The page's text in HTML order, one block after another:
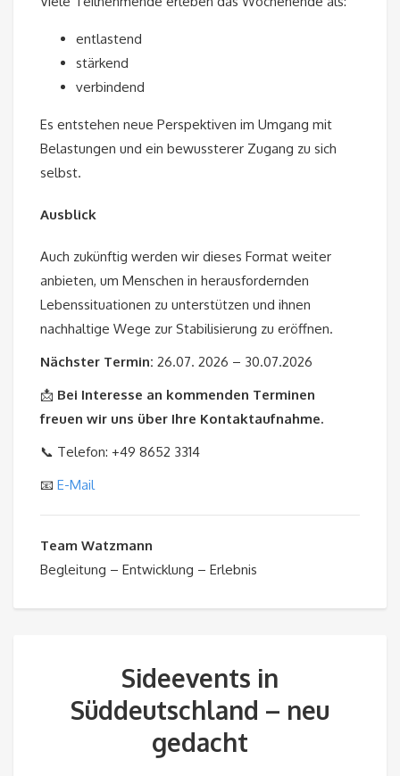
entlastend
stärkend
verbindend
Es entstehen neue Perspektiven im Umgang mit
Belastungen und ein bewussterer Zugang zu sich
selbst.
Ausblick
Auch zukünftig werden wir dieses Format weiter
anbieten, um Menschen in herausfordernden
Lebenssituationen zu unterstützen und ihnen
nachhaltige Wege zur Stabilisierung zu eröffnen.
Nächster Termin: 26.07. 2026 – 30.07.2026
📩 Bei Interesse an kommenden Terminen
freuen wir uns über Ihre Kontaktaufnahme.
📞 Telefon: +49 8652 3314
📧 E-Mail
Team Watzmann
Begleitung – Entwicklung – Erlebnis
Sideevents in
Süddeutschland – neu
gedacht